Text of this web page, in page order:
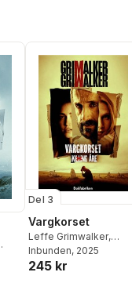
Del 3
Vargkorset
Leffe Grimwalker,
Caroline Grimwalker
Inbunden, 2025
245 kr